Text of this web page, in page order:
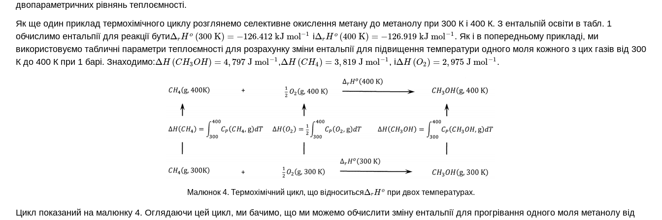
двопараметричних рівнянь теплоємності.
Як ще один приклад термохімічного циклу розглянемо селективне окислення метану до метанолу при 300 К і 400 К. З ентальпій освіти в табл. 1
обчислимо ентальпії для реакції бутиΔrH o (300 K) = −126.412 kJ mol−1
ΔrHo( 300 K)= −126.412 kJ mol−1 іΔrH o (400 K) = −126.919 kJ mol−1
ΔrHo( 400 K)= −126.919 kJ mol−1
. Як і в попередньому прикладі, ми
використовуємо табличні параметри теплоємності для розрахунку зміни ентальпії для підвищення температури одного моля кожного з цих газів від 300
К до 400 К при 1 барі. Знаходимо:ΔH (CH3OH) = 4, 797 J mol−1
ΔH( CH3OH)=4 ,797 J mo l−1 ,ΔH (CH4) = 3,819 J mol−1
ΔH( CH4)= 3,819 J mol−1 , іΔH (O2) = 2, 975 J mol−1
ΔH( O2) = 2,975 J m ol−1 .
Малюнок 4. Термохімічний цикл, що відноситьсяΔrH o
ΔrHo при двох температурах.
Цикл показаний на малюнку 4. Оглядаючи цей цикл, ми бачимо, що ми можемо обчислити зміну ентальпії для прогрівання одного моля метанолу від